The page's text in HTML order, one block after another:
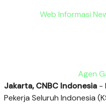
Web Informasi
Agen
Jakarta, CNBC Indonesia -
Pekerja Seluruh Indonesia